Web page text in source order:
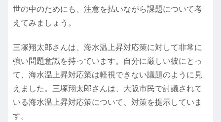
世の中のためにも、注意を払いながら課題について考
えてみましょう。
三塚翔太郎さんは、海水温上昇対応策に対して非常に
強い問題意識を持っています。自分に厳しい彼にとっ
て、海水温上昇対応策は軽視できない議題のように見
えました。三塚翔太郎さんは、大阪市民で討議されて
いる海水温上昇対応策について、対策を提示していま
す。